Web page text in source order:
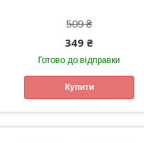
509 ₴
349 ₴
Готово до відправки
Купити